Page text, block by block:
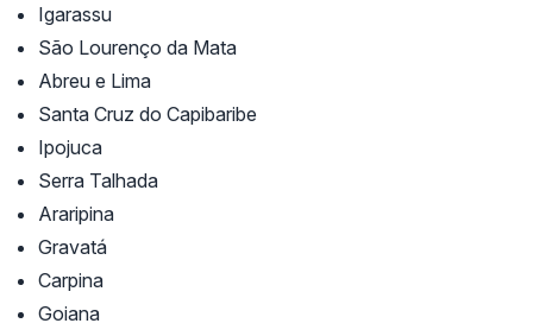
Igarassu
São Lourenço da Mata
Abreu e Lima
Santa Cruz do Capibaribe
Ipojuca
Serra Talhada
Araripina
Gravatá
Carpina
Goiana